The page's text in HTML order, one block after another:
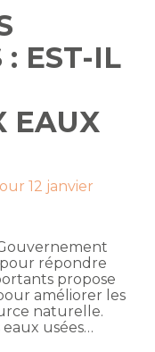
: EST-IL
EAUX
12 janvier
répondre
propose
améliorer les
naturelle.
usées…